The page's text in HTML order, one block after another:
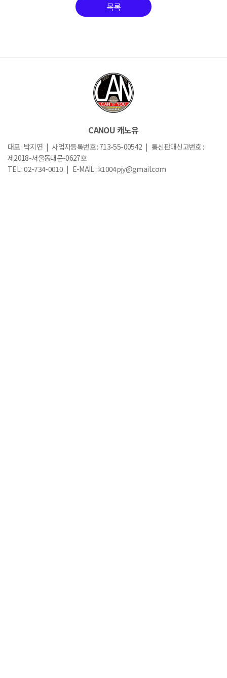
목록
CANOU 캐노유
대표 : 박지연 | 사업자등록번호 : 713-55-00542 | 통신판매신고번호 :
제2018-서울동대문-0627호
TEL : 02-734-0010 | E-MAIL : k1004pjy@gmail.com